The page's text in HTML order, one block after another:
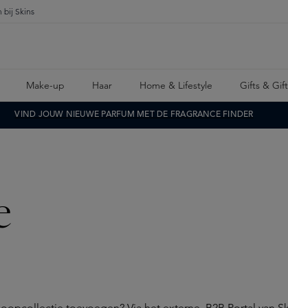
bij Skins
Make-up Haar Home & Lifestyle Gifts &
VIND JOUW NIEUWE PARFUM MET DE FRAGRANCE FINDER